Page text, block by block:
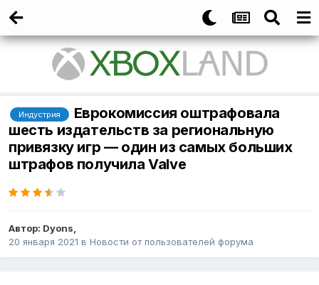
Индустрия
Еврокомиссия оштрафовала
шесть издательств за региональную
привязку игр — один из самых больших
штрафов получила Valve
Автор: Dyons,
20 января 2021 в Новости от пользователей форума